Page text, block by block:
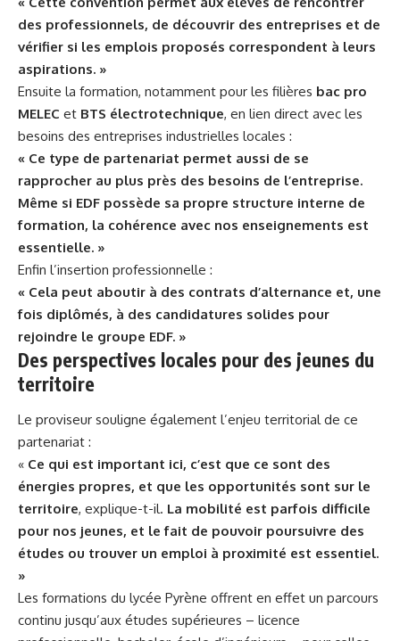
des professionnels, de découvrir des entreprises et de
vérifier si les emplois proposés correspondent à leurs
aspirations. »
Ensuite la formation, notamment pour les filières bac pro
MELEC et BTS électrotechnique, en lien direct avec les
besoins des entreprises industrielles locales :
« Ce type de partenariat permet aussi de se
rapprocher au plus près des besoins de l’entreprise.
Même si EDF possède sa propre structure interne de
formation, la cohérence avec nos enseignements est
essentielle. »
Enfin l’insertion professionnelle :
« Cela peut aboutir à des contrats d’alternance et, une
fois diplômés, à des candidatures solides pour
rejoindre le groupe EDF. »
Des perspectives locales pour des jeunes du
territoire
Le proviseur souligne également l’enjeu territorial de ce
partenariat :
« Ce qui est important ici, c’est que ce sont des
énergies propres, et que les opportunités sont sur le
territoire, explique-t-il. La mobilité est parfois difficile
pour nos jeunes, et le fait de pouvoir poursuivre des
études ou trouver un emploi à proximité est essentiel.
»
Les formations du lycée Pyrène offrent en effet un parcours
continu jusqu’aux études supérieures – licence